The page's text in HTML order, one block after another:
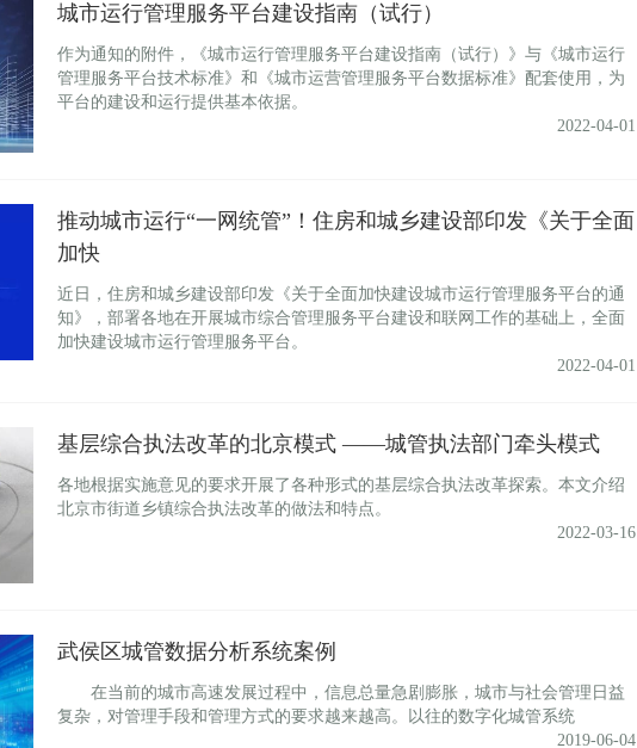
城市运行管理服务平台建设指南（试行）
作为通知的附件，《城市运行管理服务平台建设指南（试行）》与《城市运行
管理服务平台技术标准》和《城市运营管理服务平台数据标准》配套使用，为
平台的建设和运行提供基本依据。
2022-04-01
推动城市运行“一网统管”！住房和城乡建设部印发《关于全面
加快
近日，住房和城乡建设部印发《关于全面加快建设城市运行管理服务平台的通
知》，部署各地在开展城市综合管理服务平台建设和联网工作的基础上，全面
加快建设城市运行管理服务平台。
2022-04-01
基层综合执法改革的北京模式 ——城管执法部门牵头模式
各地根据实施意见的要求开展了各种形式的基层综合执法改革探索。本文介绍
北京市街道乡镇综合执法改革的做法和特点。
2022-03-16
武侯区城管数据分析系统案例
在当前的城市高速发展过程中，信息总量急剧膨胀，城市与社会管理日益
复杂，对管理手段和管理方式的要求越来越高。以往的数字化城管系统
2019-06-04